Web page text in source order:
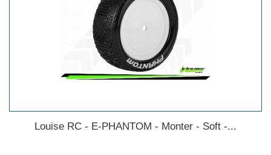
Louise RC - E-PHANTOM - Monter - Soft -...